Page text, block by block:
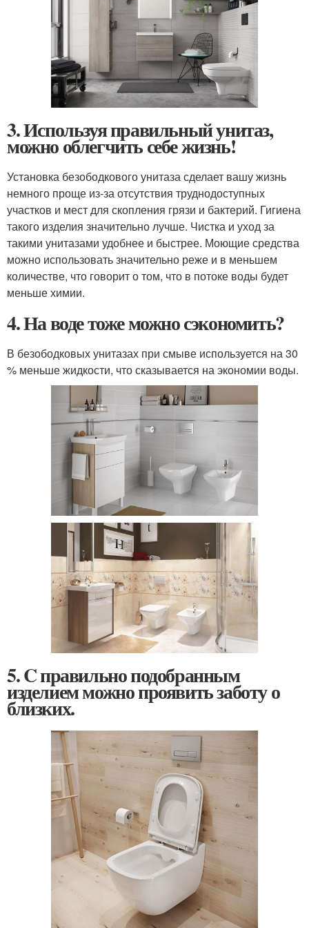
3. Используя правильный унитаз,
можно облегчить себе жизнь!
Установка безободкового унитаза сделает вашу жизнь
немного проще из-за отсутствия труднодоступных
участков и мест для скопления грязи и бактерий. Гигиена
такого изделия значительно лучше. Чистка и уход за
такими унитазами удобнее и быстрее. Моющие средства
можно использовать значительно реже и в меньшем
количестве, что говорит о том, что в потоке воды будет
меньше химии.
4. На воде тоже можно сэкономить?
В безободковых унитазах при смыве используется на 30
% меньше жидкости, что сказывается на экономии воды.
5. C правильно подобранным
изделием можно проявить заботу о
близких.